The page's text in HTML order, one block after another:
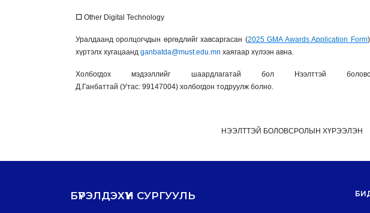
☐ Other Digital Technology
Уралдаанд оролцогчдын өргөдлийг хавсаргасан (2025 GMA Awards Application Form
хүртэлх хугацаанд ganbatda@must.edu.mn хаягаар хүлээн авна.
Холбогдох мэдээллийг шаардлагатай бол Нээлттэй
Д.Ганбаттай (Утас: 99147004) холбогдон тодруулж болно.
НЭЭЛТТЭЙ БОЛОВСРОЛЫН ХҮРЭЭЛЭН
БҮРЭЛДЭХҮҮН СУРГУУЛЬ